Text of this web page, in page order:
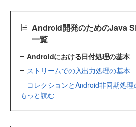
Android開発のためのJava
一覧
Androidにおける日付処理の基本
ストリームでの入出力処理の基本
コレクションとAndroid非同期処理
もっと読む